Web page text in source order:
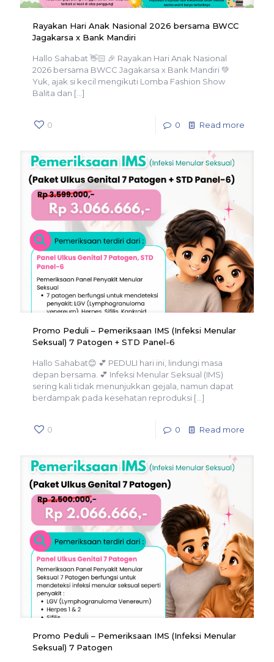
Rayakan Hari Anak Nasional 2026 bersama BWCC
Jagakarsa x Bank Mandiri
Hallo Sahabat 👋🏻 🎉 Rayakan Hari Anak Nasional
2026 bersama BWCC Jagakarsa x Bank Mandiri 💚
Yuk, ajak si kecil mengikuti Lomba Fashion Show
Balita dan […]
0 0 Read more
Promo Peduli – Pemeriksaan IMS (Infeksi Menular
Seksual) 7 Patogen + STD Panel-6
Hallo Sahabat😊 💕 PEDULI hari ini, lindungi masa
depan bersama. 💕 Infeksi Menular Seksual (IMS)
sering kali tidak menunjukkan gejala, namun dapat
berdampak pada kesehatan reproduksi […]
0 0 Read more
Promo Peduli – Pemeriksaan IMS (Infeksi Menular
Seksual) 7 Patogen